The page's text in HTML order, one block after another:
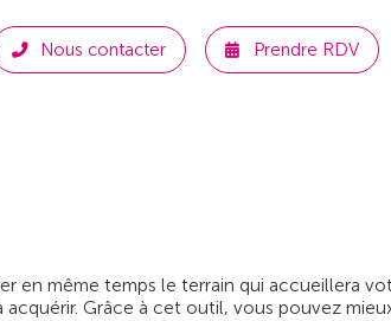
Nous contacter Prendre RDV
en même temps le terrain qui accueillera
acquérir. Grâce à cet outil, vous pouvez